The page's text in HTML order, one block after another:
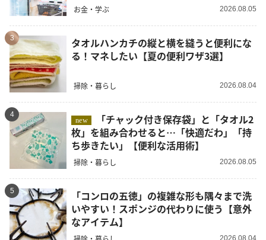
お金・学ぶ 2026.08.05
3
タオルハンカチの縦と横を縫うと便利にな
る！マネしたい【夏の便利ワザ3選】
掃除・暮らし 2026.08.04
4
new
枚」を組み合わせると…「快適だわ」「持
ち歩きたい」【便利な活用術】
掃除・暮らし 2026.08.05
5
「コンロの五徳」の複雑な形も隅々まで洗
いやすい！スポンジの代わりに使う【意外
なアイテム】